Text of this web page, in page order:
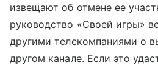
извещают об отмене ее
руководство «Своей игры»
другими телекомпаниями о
другом канале. Если это